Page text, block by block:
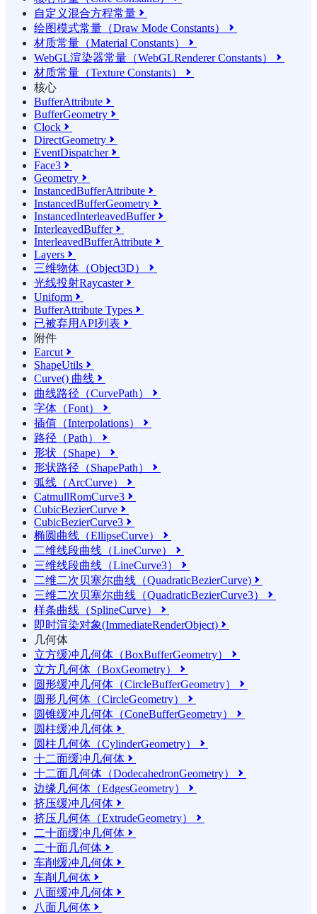
自定义混合方程常量 
绘图模式常量（Draw Mode Constants） 
材质常量（Material Constants） 
WebGL渲染器常量（WebGLRenderer Constants） 
材质常量（Texture Constants） 
核心
BufferAttribute 
BufferGeometry 
Clock 
DirectGeometry 
EventDispatcher
Face3 
Geometry 
InstancedBufferAttribute 
InstancedBufferGeometry 
InstancedInterleavedBuffer
InterleavedBuffer
InterleavedBufferAttribute 
Layers 
三维物体（Object3D） 
光线投射Raycaster
Uniform 
BufferAttribute Types 
已被弃用API列表 
附件
Earcut 
ShapeUtils 
Curve() 曲线 
曲线路径（CurvePath） 
字体（Font） 
插值（Interpolations） 
路径（Path） 
形状（Shape） 
形状路径（ShapePath） 
弧线（ArcCurve） 
CatmullRomCurve3 
CubicBezierCurve 
CubicBezierCurve3 
椭圆曲线（EllipseCurve） 
二维线段曲线（LineCurve） 
三维线段曲线（LineCurve3） 
二维二次贝塞尔曲线（QuadraticBezierCurve) 
三维二次贝塞尔曲线（QuadraticBezierCurve3） 
样条曲线（SplineCurve） 
即时渲染对象(ImmediateRenderObject) 
几何体
立方缓冲几何体（BoxBufferGeometry）

立方几何体（BoxGeometry） 
圆形缓冲几何体（CircleBufferGeometry） 
圆形几何体（CircleGeometry） 
圆锥缓冲几何体（ConeBufferGeometry） 
圆柱缓冲几何体 
圆柱几何体（CylinderGeometry） 
十二面缓冲几何体 
十二面几何体（DodecahedronGeometry） 
边缘几何体（EdgesGeometry） 
挤压缓冲几何体 
挤压几何体（ExtrudeGeometry） 
二十面缓冲几何体 
二十面几何体 
车削缓冲几何体 
车削几何体 
八面缓冲几何体 
八面几何体 